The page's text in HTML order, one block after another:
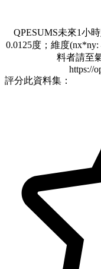
QPESUMS未來1小
0.0125度；維度
料者請至
https://
評分此資料集：